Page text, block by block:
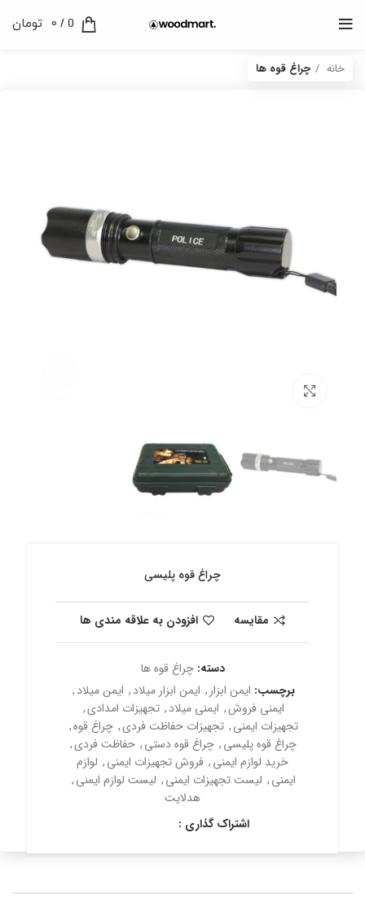
0
/
0 تومان
خانه چراغ قوه ها
چراغ قوه پلیسی
مقایسه افزودن به علاقه مندی ها
دسته: چراغ قوه ها
برچسب: ایمن ابزار, ایمن ابزار میلاد, ایمن میلاد,
ایمنی فروش, ایمنی میلاد, تجهیزات امدادی,
تجهیزات ایمنی, تجهیزات حفاظت فردی, چراغ قوه,
چراغ قوه پلیسی, چراغ قوه دستی, حفاظت فردی,
خرید لوازم ایمنی, فروش تجهیزات ایمنی, لوازم
ایمنی, لیست تجهیزات ایمنی, لیست لوازم ایمنی,
هدلایت
اشتراک گذاری :